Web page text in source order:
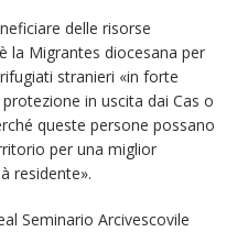
delle risorse
la Migrantes diocesana per
stranieri «in forte
in uscita dai Cas o
queste persone possano
per una miglior
residente».
Seminario Arcivescovile